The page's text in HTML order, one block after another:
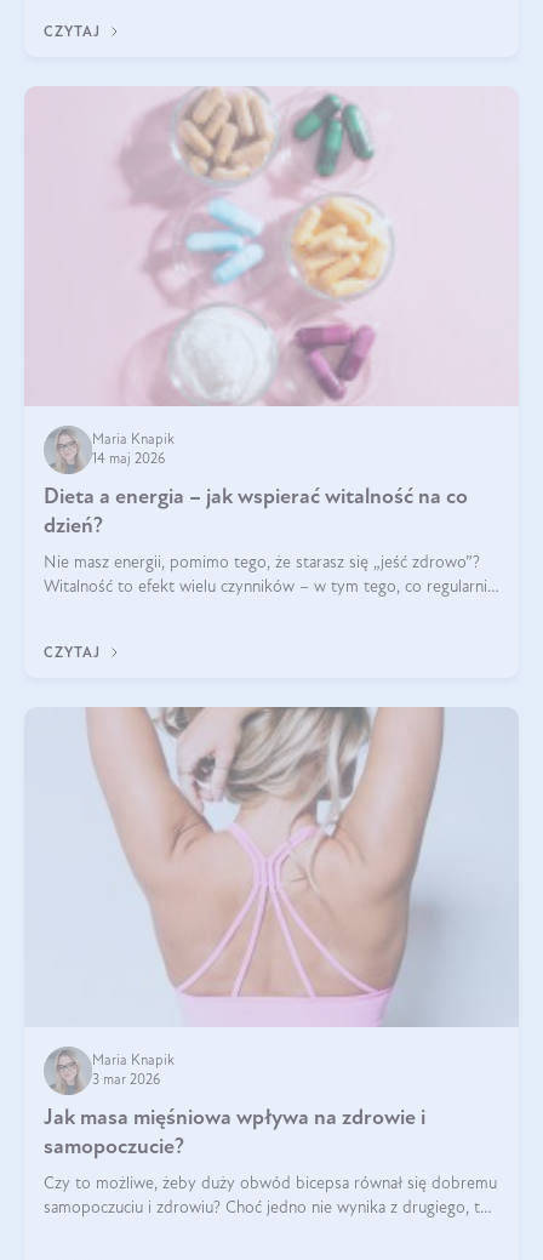
bariera hydrolipidowa.
CZYTAJ
Maria Knapik
14 maj 2026
Dieta a energia – jak wspierać witalność na co
dzień?
Nie masz energii, pomimo tego, że starasz się „jeść zdrowo”?
Witalność to efekt wielu czynników – w tym tego, co regularnie
CZYTAJ
Maria Knapik
3 mar 2026
Jak masa mięśniowa wpływa na zdrowie i
samopoczucie?
Czy to możliwe, żeby duży obwód bicepsa równał się dobremu
samopoczuciu i zdrowiu? Choć jedno nie wynika z drugiego, to